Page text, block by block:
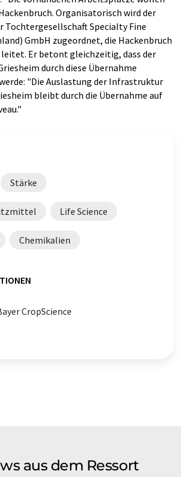
Organisatorisch wird der
Tochtergesellschaft Specialty Fine
GmbH zugeordnet, die Hackenbruch
Er betont gleichzeitig, dass der
durch diese Übernahme
"Die Auslastung der Infrastruktur
bleibt durch die Übernahme auf
Stärke
Life Science
Chemikalien
CropScience
aus dem Ressort